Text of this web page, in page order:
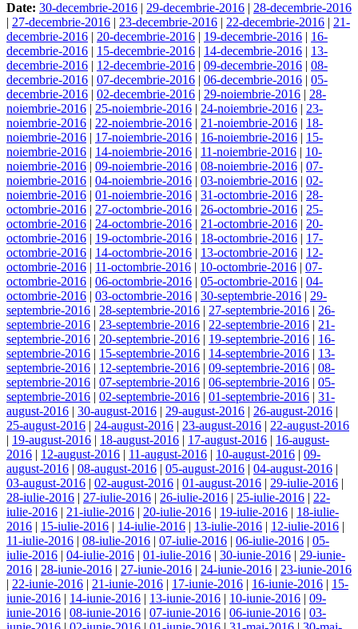
Date: 30-decembrie-2016 | 29-decembrie-2016 | 28-decembrie-2016
| 27-decembrie-2016 | 23-decembrie-2016 | 22-decembrie-2016 | 21-
decembrie-2016 | 20-decembrie-2016 | 19-decembrie-2016 | 16-
decembrie-2016 | 15-decembrie-2016 | 14-decembrie-2016 | 13-
decembrie-2016 | 12-decembrie-2016 | 09-decembrie-2016 | 08-
decembrie-2016 | 07-decembrie-2016 | 06-decembrie-2016 | 05-
decembrie-2016 | 02-decembrie-2016 | 29-noiembrie-2016 | 28-
noiembrie-2016 | 25-noiembrie-2016 | 24-noiembrie-2016 | 23-
noiembrie-2016 | 22-noiembrie-2016 | 21-noiembrie-2016 | 18-
noiembrie-2016 | 17-noiembrie-2016 | 16-noiembrie-2016 | 15-
noiembrie-2016 | 14-noiembrie-2016 | 11-noiembrie-2016 | 10-
noiembrie-2016 | 09-noiembrie-2016 | 08-noiembrie-2016 | 07-
noiembrie-2016 | 04-noiembrie-2016 | 03-noiembrie-2016 | 02-
noiembrie-2016 | 01-noiembrie-2016 | 31-octombrie-2016 | 28-
octombrie-2016 | 27-octombrie-2016 | 26-octombrie-2016 | 25-
octombrie-2016 | 24-octombrie-2016 | 21-octombrie-2016 | 20-
octombrie-2016 | 19-octombrie-2016 | 18-octombrie-2016 | 17-
octombrie-2016 | 14-octombrie-2016 | 13-octombrie-2016 | 12-
octombrie-2016 | 11-octombrie-2016 | 10-octombrie-2016 | 07-
octombrie-2016 | 06-octombrie-2016 | 05-octombrie-2016 | 04-
octombrie-2016 | 03-octombrie-2016 | 30-septembrie-2016 | 29-
septembrie-2016 | 28-septembrie-2016 | 27-septembrie-2016 | 26-
septembrie-2016 | 23-septembrie-2016 | 22-septembrie-2016 | 21-
septembrie-2016 | 20-septembrie-2016 | 19-septembrie-2016 | 16-
septembrie-2016 | 15-septembrie-2016 | 14-septembrie-2016 | 13-
septembrie-2016 | 12-septembrie-2016 | 09-septembrie-2016 | 08-
septembrie-2016 | 07-septembrie-2016 | 06-septembrie-2016 | 05-
septembrie-2016 | 02-septembrie-2016 | 01-septembrie-2016 | 31-
august-2016 | 30-august-2016 | 29-august-2016 | 26-august-2016 |
25-august-2016 | 24-august-2016 | 23-august-2016 | 22-august-2016
| 19-august-2016 | 18-august-2016 | 17-august-2016 | 16-august-
2016 | 12-august-2016 | 11-august-2016 | 10-august-2016 | 09-
august-2016 | 08-august-2016 | 05-august-2016 | 04-august-2016 |
03-august-2016 | 02-august-2016 | 01-august-2016 | 29-iulie-2016 |
28-iulie-2016 | 27-iulie-2016 | 26-iulie-2016 | 25-iulie-2016 | 22-
iulie-2016 | 21-iulie-2016 | 20-iulie-2016 | 19-iulie-2016 | 18-iulie-
2016 | 15-iulie-2016 | 14-iulie-2016 | 13-iulie-2016 | 12-iulie-2016 |
11-iulie-2016 | 08-iulie-2016 | 07-iulie-2016 | 06-iulie-2016 | 05-
iulie-2016 | 04-iulie-2016 | 01-iulie-2016 | 30-iunie-2016 | 29-iunie-
2016 | 28-iunie-2016 | 27-iunie-2016 | 24-iunie-2016 | 23-iunie-2016
| 22-iunie-2016 | 21-iunie-2016 | 17-iunie-2016 | 16-iunie-2016 | 15-
iunie-2016 | 14-iunie-2016 | 13-iunie-2016 | 10-iunie-2016 | 09-
iunie-2016 | 08-iunie-2016 | 07-iunie-2016 | 06-iunie-2016 | 03-